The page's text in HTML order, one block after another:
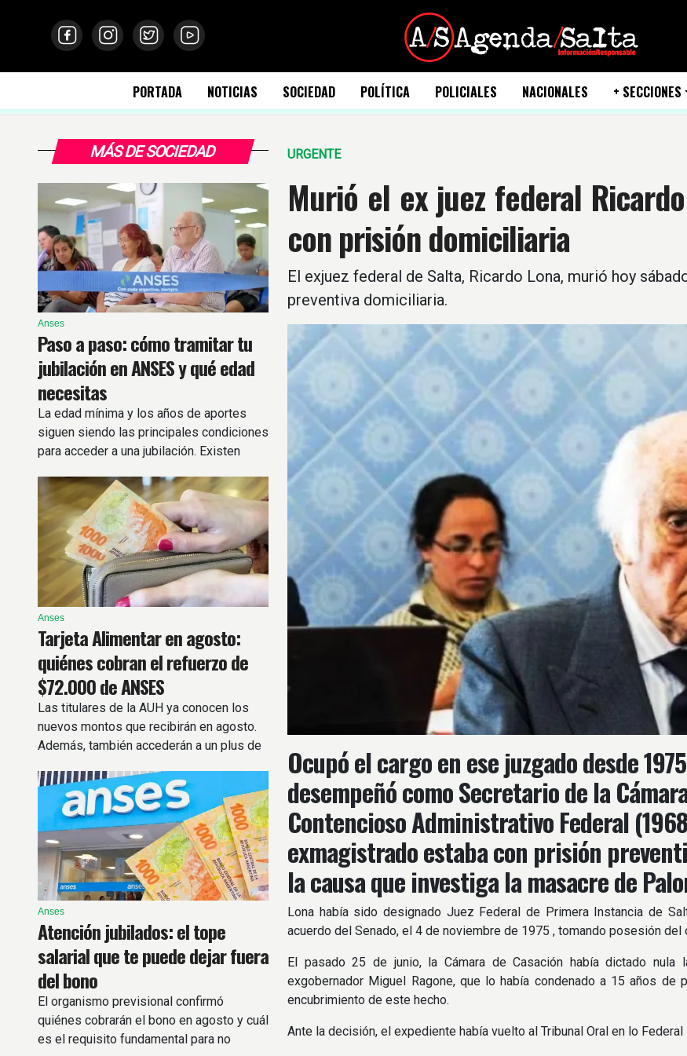
PORTADA NOTICIAS SOCIEDAD POLÍTICA POLICIALES NACIONALES + SECCIONES
MÁS DE SOCIEDAD
Anses
Paso a paso: cómo tramitar tu
jubilación en ANSES y qué edad
necesitas
La edad mínima y los años de aportes
siguen siendo las principales condiciones
para acceder a una jubilación. Existen
Anses
Tarjeta Alimentar en agosto:
quiénes cobran el refuerzo de
$72.000 de ANSES
Las titulares de la AUH ya conocen los
nuevos montos que recibirán en agosto.
Además, también accederán a un plus de
Anses
Atención jubilados: el tope
salarial que te puede dejar fuera
del bono
El organismo previsional confirmó
quiénes cobrarán el bono en agosto y cuál
es el requisito fundamental para no
URGENTE
Murió el ex juez federal
con prisión domiciliaria
El exjuez federal de Salta, Ricardo Lona, murió hoy
preventiva domiciliaria.
Ocupó el cargo en ese juzgado desde
desempeñó como Secretario de la
Contencioso Administrativo Federal
exmagistrado estaba con prisión
la causa que investiga la masacre de
Lona había sido designado Juez Federal de Primera Instancia de
acuerdo del Senado, el 4 de noviembre de 1975 , tomando posesión
El pasado 25 de junio, la Cámara de Casación había dictado
exgobernador Miguel Ragone, que lo había condenado a 15 años
encubrimiento de este hecho.
Ante la decisión, el expediente había vuelto al Tribunal Oral en lo Federal